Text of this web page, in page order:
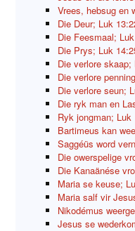
Vrees, hebsug en
Die Deur; Luk
Die Feesmaal;
Die Prys; Luk
Die verlore
Die verlore
Die verlore seun;
Die ryk man en
Ryk jongman; Luk
Bartimeus kan
Saggéüs word
Die owerspelige
Die Kanaänése
Maria se keuse;
Maria salf vir
Nikodémus
Jesus se